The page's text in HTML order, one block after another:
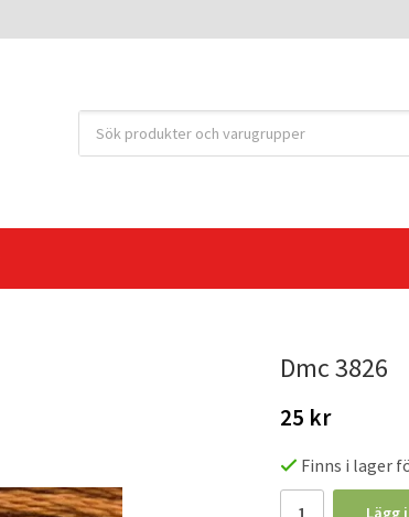
Dmc 3826
25 kr
Finns i lager
Lägg